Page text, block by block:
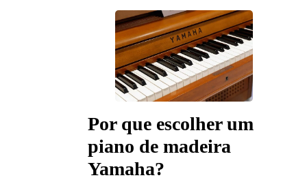
Por que escolher um
piano de madeira
Yamaha?